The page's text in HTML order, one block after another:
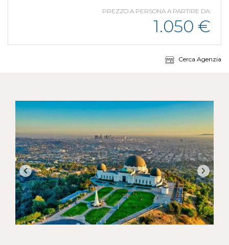
PREZZO A PERSONA A PARTIRE DA:
1.050 €
Cerca Agenzia